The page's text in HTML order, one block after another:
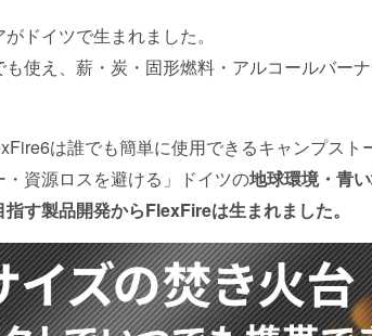
ドイツで生まれました。
使え、薪・炭・固形燃料・アルコールバー
は誰でも簡単に使用できるキャンプスト
・資源ロスを避ける」ドイツの地球環境・青
す製品開発からFlexFireは生まれました。